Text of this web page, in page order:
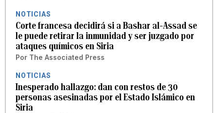
NOTICIAS
Corte francesa decidirá si a Bashar al-Assad se
le puede retirar la inmunidad y ser juzgado por
ataques químicos en Siria
Por The Associated Press
NOTICIAS
Inesperado hallazgo: dan con restos de 30
personas asesinadas por el Estado Islámico en
Siria